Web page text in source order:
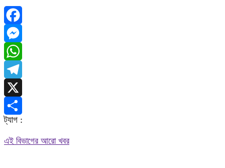
Facebook
Messenger
WhatsApp
Telegram
X
Share
ট্যাগ :
এই বিভাগের আরো খবর